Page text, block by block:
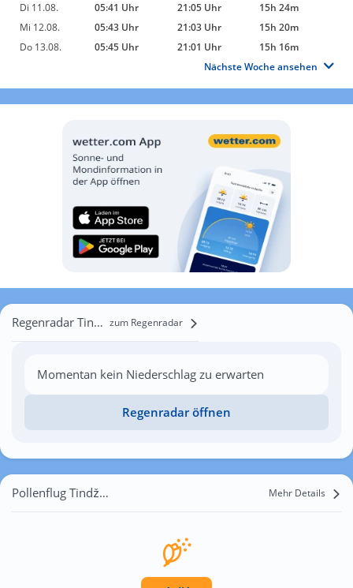
Di 11.08.
05:41 Uhr 21:05 Uhr
15h 24m
Mi 12.08.
05:43 Uhr 21:03 Uhr
15h 20m
Do 13.08.
05:45 Uhr 21:01 Uhr
15h 16m
Nächste Woche ansehen
Regenradar Tindžiuliai zum Regenradar
Momentan kein Niederschlag zu erwarten
Regenradar öffnen
Pollenflug Tindžiuliai Mehr Details